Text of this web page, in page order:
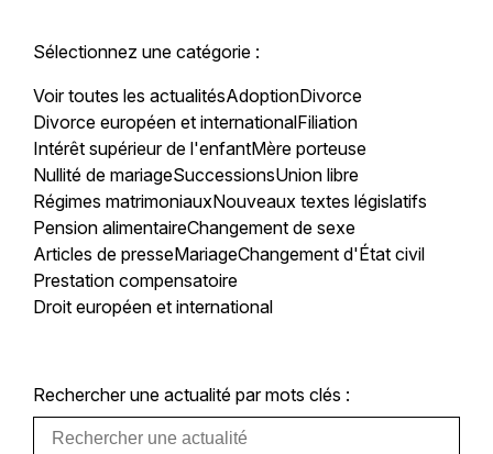
Sélectionnez une catégorie :
Voir toutes les actualitésAdoptionDivorce
Divorce européen et internationalFiliation
Intérêt supérieur de l'enfantMère porteuse
Nullité de mariageSuccessionsUnion libre
Régimes matrimoniauxNouveaux textes législatifs
Pension alimentaireChangement de sexe
Articles de presseMariageChangement d'État civil
Prestation compensatoire
Droit européen et international
Rechercher une actualité par mots clés :